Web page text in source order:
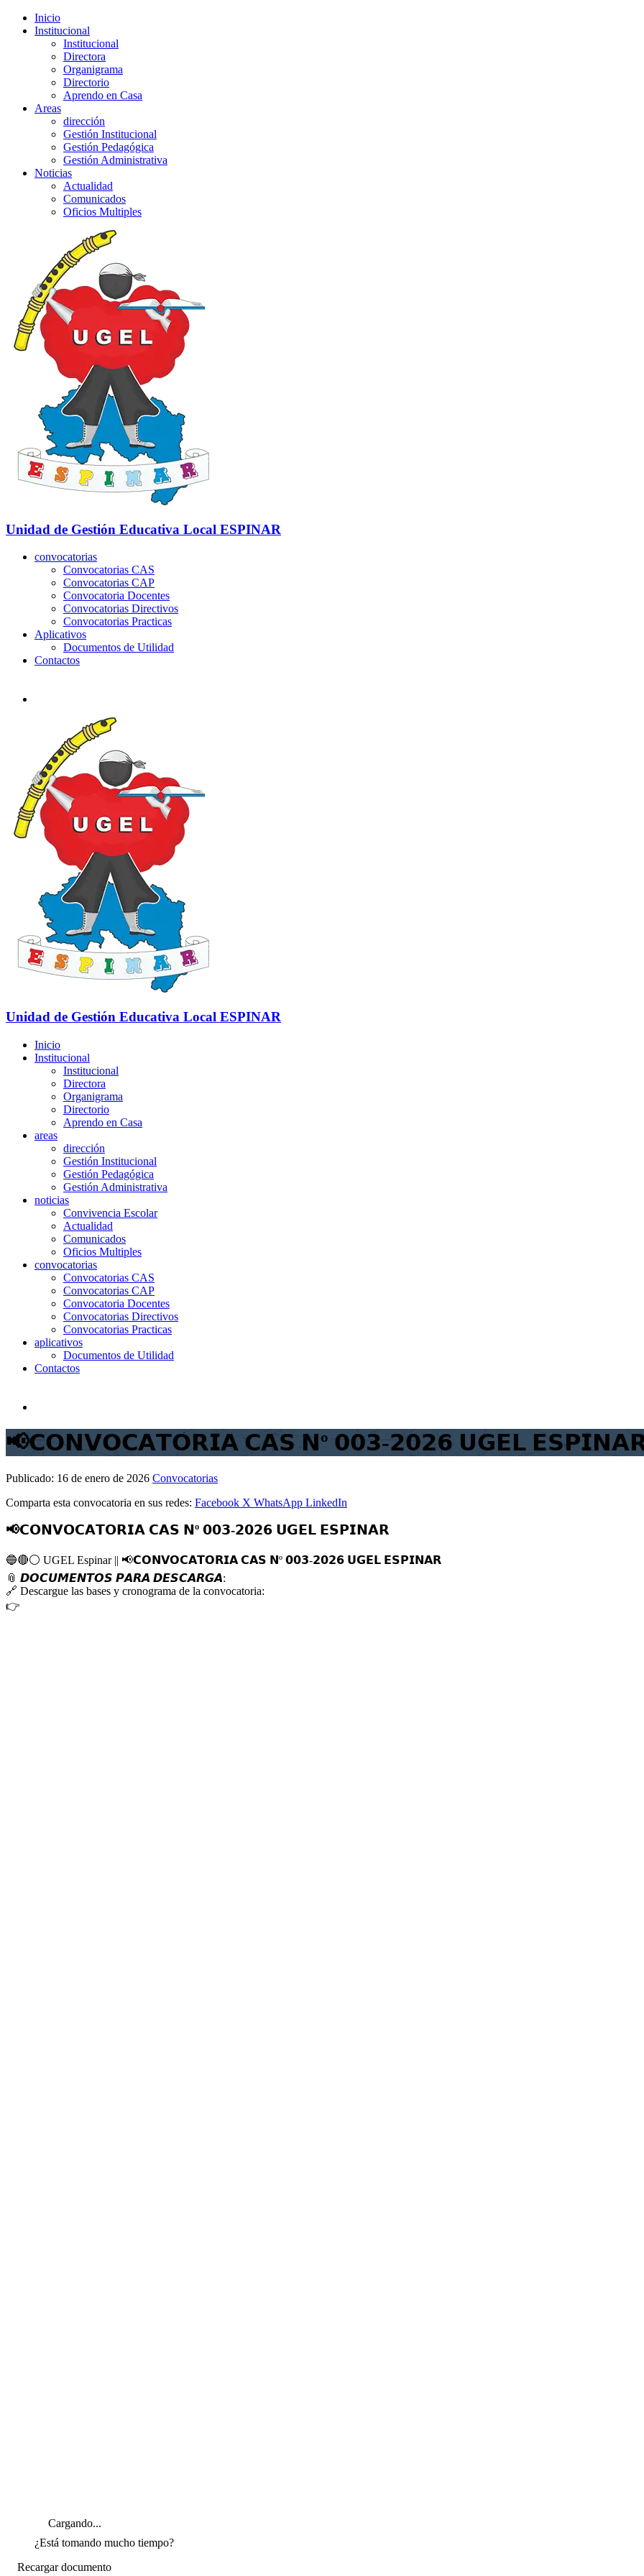
Inicio
Institucional
Institucional
Directora
Organigrama
Directorio
Aprendo en Casa
Areas
dirección
Gestión Institucional
Gestión Pedagógica
Gestión Administrativa
Noticias
Actualidad
Comunicados
Oficios Multiples
Unidad de Gestión Educativa Local ESPINAR
convocatorias
Convocatorias CAS
Convocatorias CAP
Convocatoria Docentes
Convocatorias Directivos
Convocatorias Practicas
Aplicativos
Documentos de Utilidad
Contactos
Unidad de Gestión Educativa Local ESPINAR
Inicio
Institucional
Institucional
Directora
Organigrama
Directorio
Aprendo en Casa
areas
dirección
Gestión Institucional
Gestión Pedagógica
Gestión Administrativa
noticias
Convivencia Escolar
Actualidad
Comunicados
Oficios Multiples
convocatorias
Convocatorias CAS
Convocatorias CAP
Convocatoria Docentes
Convocatorias Directivos
Convocatorias Practicas
aplicativos
Documentos de Utilidad
Contactos
📢𝗖𝗢𝗡𝗩𝗢𝗖𝗔𝗧𝗢𝗥𝗜𝗔 𝗖𝗔𝗦 𝗡º 𝟬𝟬𝟯-𝟮𝟬𝟮𝟲 𝗨𝗚𝗘𝗟
Publicado: 16 de enero de 2026 Convocatorias
Comparta esta convocatoria en sus redes: Facebook X WhatsApp LinkedIn
📢𝗖𝗢𝗡𝗩𝗢𝗖𝗔𝗧𝗢𝗥𝗜𝗔 𝗖𝗔𝗦 𝗡º 𝟬𝟬𝟯-𝟮𝟬𝟮𝟲 𝗨𝗚𝗘𝗟 𝗘𝗦𝗣𝗜𝗡𝗔𝗥
🔵🔴⚪️ UGEL Espinar || 📢𝗖𝗢𝗡𝗩𝗢𝗖𝗔𝗧𝗢𝗥𝗜𝗔 𝗖𝗔𝗦 𝗡º 𝟬𝟬𝟯-𝟮𝟬𝟮𝟲 𝗨𝗚𝗘𝗟 𝗘𝗦𝗣𝗜𝗡𝗔𝗥
📎 𝘿𝙊𝘾𝙐𝙈𝙀𝙉𝙏𝙊𝙎 𝙋𝘼𝙍𝘼 𝘿𝙀𝙎𝘾𝘼𝙍𝙂𝘼:
🔗 Descargue las bases y cronograma de la convocatoria:
👉
Cargando...
¿Está tomando mucho tiempo?
Recargar documento